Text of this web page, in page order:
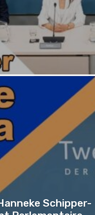
Schipper-